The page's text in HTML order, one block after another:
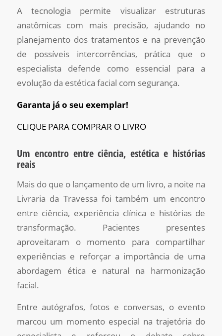
A tecnologia permite visualizar estruturas
anatômicas com mais precisão, ajudando no
planejamento dos tratamentos e na prevenção
de possíveis intercorrências, prática que o
especialista defende como essencial para a
evolução da estética facial com segurança.
Garanta já o seu exemplar!
CLIQUE PARA COMPRAR O LIVRO
Um encontro entre ciência, estética e histórias
reais
Mais do que o lançamento de um livro, a noite na
Livraria da Travessa foi também um encontro
entre ciência, experiência clínica e histórias de
transformação. Pacientes presentes
aproveitaram o momento para compartilhar
experiências e reforçar a importância de uma
abordagem ética e natural na harmonização
facial.
Entre autógrafos, fotos e conversas, o evento
marcou um momento especial na trajetória do